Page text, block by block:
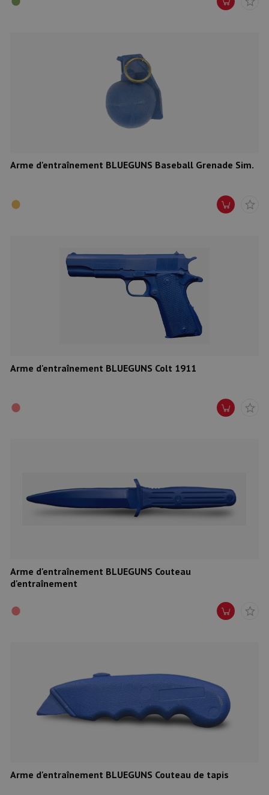
Arme d'entraînement BLUEGUNS Baseball Grenade Sim.
Arme d'entraînement BLUEGUNS Colt 1911
Arme d'entraînement BLUEGUNS Couteau
d'entraînement
Arme d'entraînement BLUEGUNS Couteau de tapis